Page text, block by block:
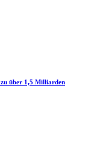
über 1,5 Milliarden